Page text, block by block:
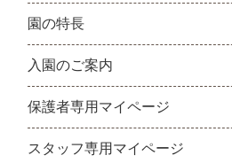
園の特長
入園のご案内
保護者専用マイページ
スタッフ専用マイページ